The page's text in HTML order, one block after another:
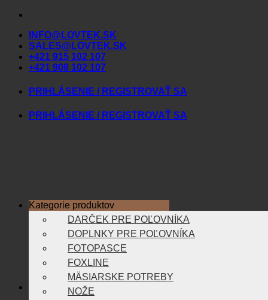
Skip
contentINFO@LOVTEK.SK
SALES@LOVTEK.SK
+421 915 102 107
+421 908 102 107
PRIHLÁSENIE / REGISTROVAŤ SA
PRIHLÁSENIE / REGISTROVAŤ SA
Kategorie produktov
DARČEK PRE POĽOVNÍKA
DOPLNKY PRE POĽOVNÍKA
FOTOPASCE
FOXLINE
MÄSIARSKE POTREBY
NOŽE